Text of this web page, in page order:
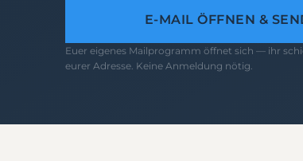
E-MAIL ÖFFNEN &
Euer eigenes Mailprogramm öffnet sich — ihr
eurer Adresse. Keine Anmeldung nötig.